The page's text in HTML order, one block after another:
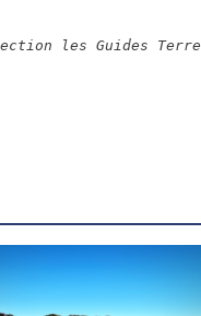
les Guides Terre